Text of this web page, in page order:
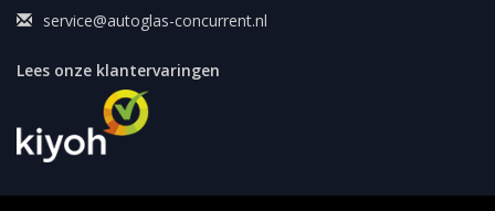
service@autoglas-concurrent.nl
Lees onze klantervaringen